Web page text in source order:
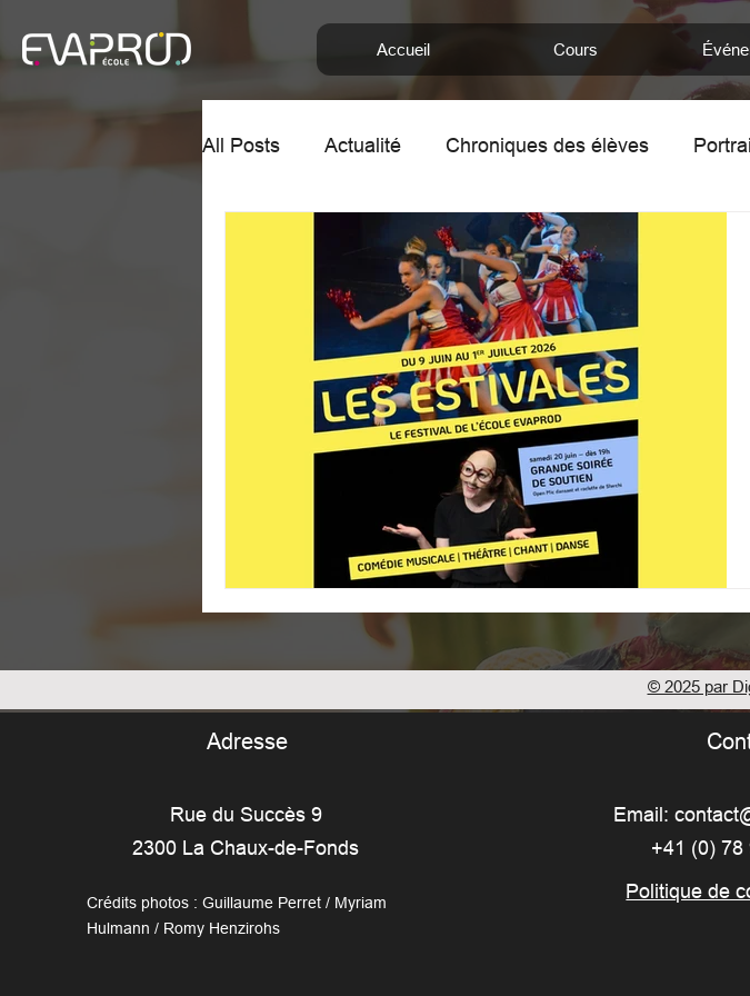
Accueil Cours
All Posts Actualité Chroniques des élèves
Chronique de Yaelle et Clémentine
© 2025 par
Adresse
Rue du Succès 9
2300 La Chaux-de-Fonds
Crédits photos : Guillaume Perret / Myriam
Hulmann / Romy Henzirohs
Email:
+41 (0) 78
Politique de